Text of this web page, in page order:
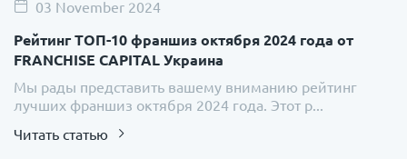
03 November 2024
Рейтинг ТОП-10 франшиз октября 2024 года от
FRANCHISE CAPITAL Украина
Мы рады представить вашему вниманию рейтинг
лучших франшиз октября 2024 года. Этот р...
Читать статью